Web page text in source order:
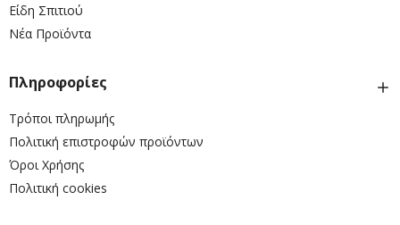
Είδη Σπιτιού
Νέα Προϊόντα
Πληροφορίες
Τρόποι πληρωμής
Πολιτική επιστροφών προϊόντων
Όροι Χρήσης
Πολιτική cookies